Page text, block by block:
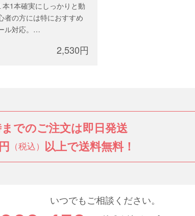
1本確実にしっかりと動
者の方には特におすすめ
対応。
イズまたは、 9-12mm
2,530円
でのご注文は即日発送
（税込） 以上で送料無料！
いつでもご相談ください。